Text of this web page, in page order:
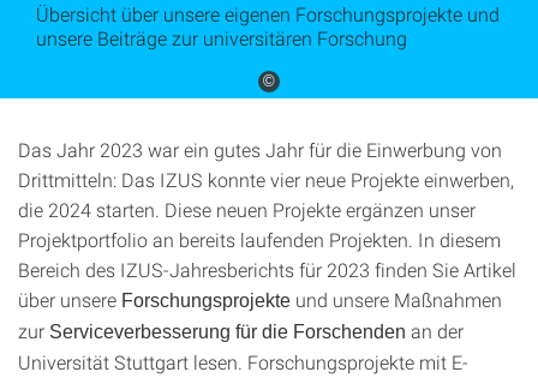
©
Übersicht über unsere eigenen Forschungsprojekte und
unsere Beiträge zur universitären Forschung
Das Jahr 2023 war ein gutes Jahr für die Einwerbung von
Drittmitteln: Das IZUS konnte vier neue Projekte einwerben,
die 2024 starten. Diese neuen Projekte ergänzen unser
Projektportfolio an bereits laufenden Projekten. In diesem
Bereich des IZUS-Jahresberichts für 2023 finden Sie Artikel
über unsere Forschungsprojekte und unsere Maßnahmen
zur Serviceverbesserung für die Forschenden an der
Universität Stuttgart lesen. Forschungsprojekte mit E-